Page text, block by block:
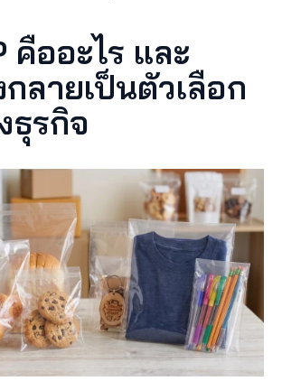
คืออะไร และ
ลายเป็นตัวเลือก
ธุรกิจ